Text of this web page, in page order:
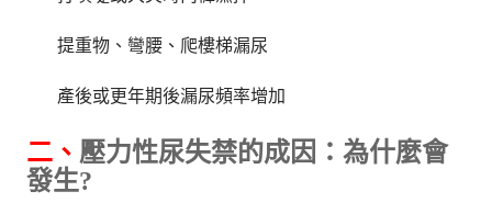
提重物、彎腰、爬樓梯漏尿
產後或更年期後漏尿頻率增加
二、 壓力性尿失禁的成因：為什麼會
發生?